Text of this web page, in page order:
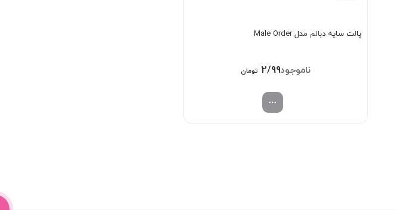
پالت سایه دبالم مدل Male Order
2/998/000 تومان